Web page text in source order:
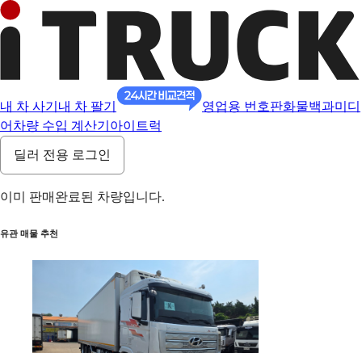
내 차 사기 내 차 팔기 영업용 번호판화물백과미디
어 차량 수입 계산기 아이트럭
딜러 전용 로그인
이미 판매완료된 차량입니다.
유관 매물 추천